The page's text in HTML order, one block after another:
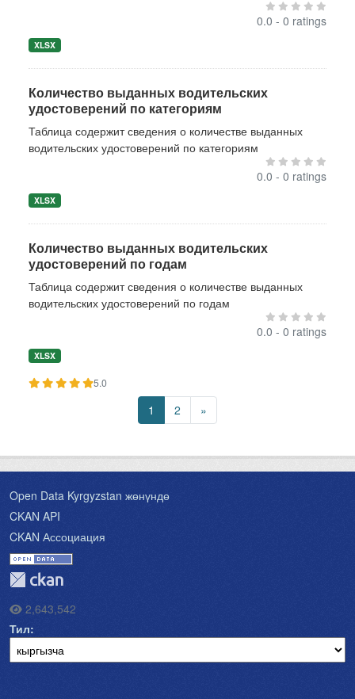
0.0 - 0 ratings
XLSX
Количество выданных водительских
удостоверений по категориям
Таблица содержит сведения о количестве выданных
водительских удостоверений по категориям
0.0 - 0 ratings
XLSX
Количество выданных водительских
удостоверений по годам
Таблица содержит сведения о количестве выданных
водительских удостоверений по годам
0.0 - 0 ratings
XLSX
5.0
1 2 »
Open Data Kyrgyzstan жөнүндө
CKAN API
CKAN Ассоциация
2,643,542
Тил